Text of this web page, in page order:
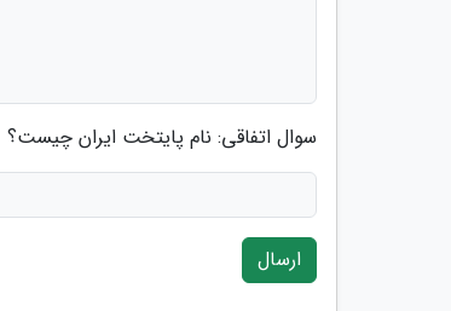
سوال اتفاقی: نام پایتخت ایران چیست؟
ارسال